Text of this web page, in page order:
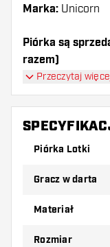
Marka: Unicorn
Piórka są
razem)
Dartshopper tip!
Upewnij się, że
złamane w
piórek, aby
Przeczytaj
Piórka Lotki
Gracz w darta
Materiał
Rozmiar